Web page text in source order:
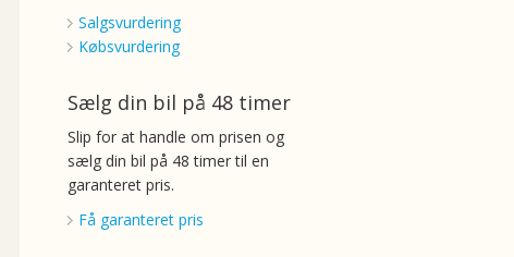
Salgsvurdering
Købsvurdering
Sælg din bil på 48 timer
Slip for at handle om prisen og
sælg din bil på 48 timer til en
garanteret pris.
Få garanteret pris